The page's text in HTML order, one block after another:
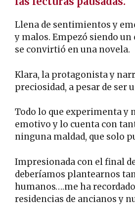
Llena de sentimientos y
y malos. Empezó siendo
se convirtió en una novela.
Klara, la protagonista y
preciosidad, a pesar de ser
Todo lo que experimenta y
emotivo y lo cuenta con
ninguna maldad, que solo
Impresionada con el final
deberíamos plantearnos
humanos….me ha
residencias de ancianos y